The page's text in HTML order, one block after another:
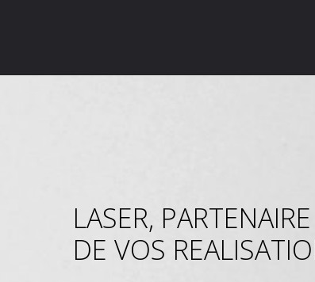
LASER, PARTENAIRE
DE VOS